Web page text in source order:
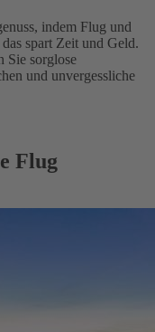
indem Flug und
spart Zeit und Geld.
Sie sorglose
und unvergessliche
Flug